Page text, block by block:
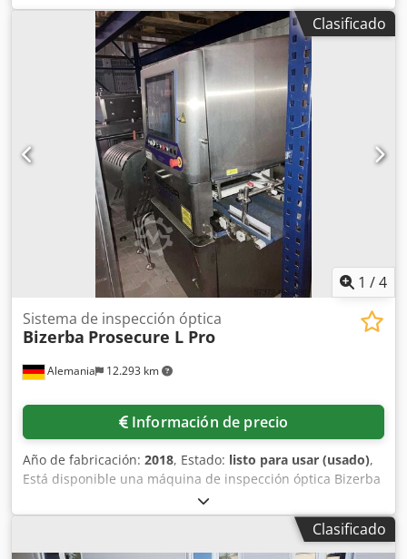
Cocina pequeña y grande. 4) Equipamiento para clientes
como mesas, sillas y mostradores de autoservicio. 5)
Frigoríficos. 6) Freidoras y parrillas. 7) Cajas registradoras y
balanzas. 8) Vajilla, platos, etc. 9) Sistema de extracción y
filtración. Documentación disponible. Es posible una visita
in situ. Dcedpsxc Nhmefx Ai Sok
Clasificado
1 /4
Alemania 12.293 km
Sistema de inspección óptica
Bizerba Prosecure L Pro
Información de precio
Año de fabricación: 2018, Estado: listo para usar (usado),
Está disponible una máquina de inspección óptica Bizerba
para el control de etiquetas y sellos en líneas de envasado.
Tecnología de cámara: configuración de doble cámara,
ubicación de las cámaras: parte superior e inferior,
velocidad de la cinta transportadora: 90 m/min,
Clasificado